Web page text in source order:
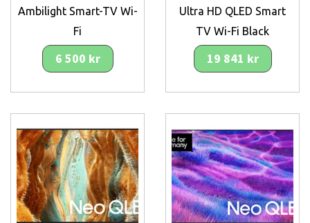
Ambilight Smart-TV Wi-
Fi
6 500 kr
Ultra HD QLED Smart
TV Wi-Fi Black
19 841 kr